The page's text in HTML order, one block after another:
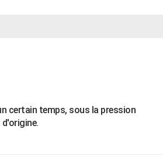
certain temps, sous la pression